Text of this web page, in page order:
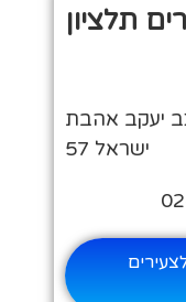
תלציון
יעקב אהבת
ישראל 57